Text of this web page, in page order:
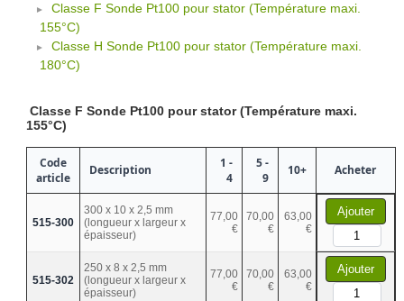
Classe F Sonde Pt100 pour stator (Température maxi.
155°C)
Classe H Sonde Pt100 pour stator (Température maxi.
180°C)
Classe F Sonde Pt100 pour stator (Température maxi.
155°C)
Code
article
Description
1 -
4
5 -
9
10+ Acheter
515-300
300 x 10 x 2,5 mm
(longueur x largeur x
épaisseur)
77,00
€
70,00
€
63,00
€
Ajouter
515-302
250 x 8 x 2,5 mm
(longueur x largeur x
épaisseur)
77,00
€
70,00
€
63,00
€
Ajouter